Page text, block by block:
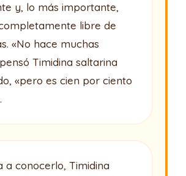
y, lo más importante,
libre de
«No hace muchas
Timidina saltarina
«pero es cien por ciento
a conocerlo, Timidina